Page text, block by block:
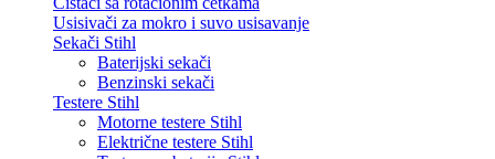
Usisivači za mokro i suvo usisavanje
Sekači Stihl
Baterijski sekači
Benzinski sekači
Testere Stihl
Motorne testere Stihl
Električne testere Stihl